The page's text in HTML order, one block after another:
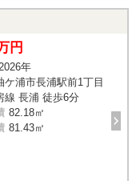
円
年
ケ浦市長浦駅前1丁目
線 長浦 徒歩6分
82.18㎡
81.43㎡